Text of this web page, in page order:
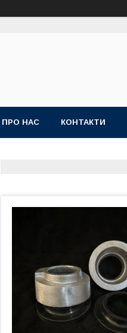
ПРО НАС КОНТАКТИ